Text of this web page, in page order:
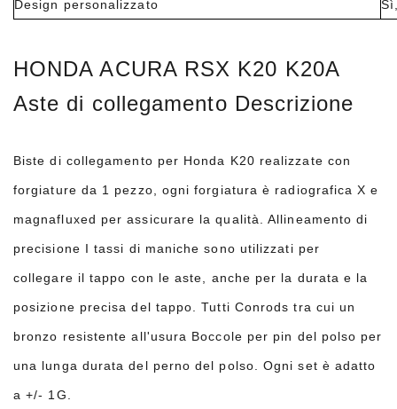
Design personalizzato
HONDA ACURA RSX K20 K20A
Aste di collegamento Descrizione
Biste di collegamento per Honda K20 realizzate con
forgiature da 1 pezzo, ogni forgiatura è radiografica X e
magnafluxed per assicurare la qualità.Allineamento di
precisione I tassi di maniche sono utilizzati per
collegare il tappo con le aste, anche per la durata e la
posizione precisa del tappo. Tutti Conrods tra cui un
bronzo resistente all'usura Boccole per pin del polso per
una lunga durata del perno del polso. Ogni set è adatto
a +/- 1G.